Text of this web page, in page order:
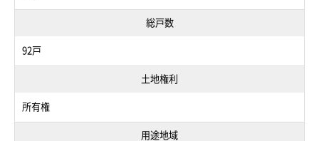
総戸数
92戸
土地権利
所有権
用途地域